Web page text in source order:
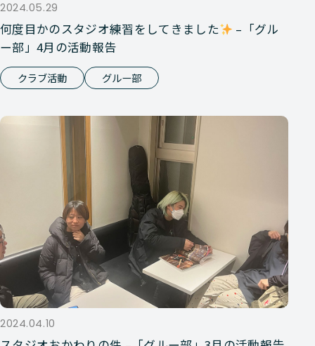
2024.05.29
何度目かのスタジオ練習をしてきました
–「グル
ー部」4月の活動報告
クラブ活動 グルー部
2024.04.10